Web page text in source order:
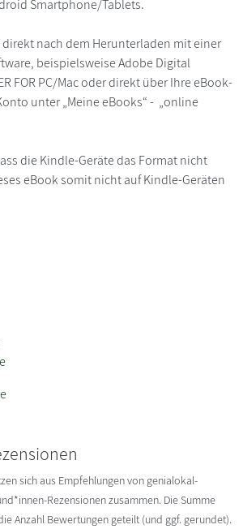
Smartphone/Tablets.
direkt nach dem Herunterladen mit einer
beispielsweise Adobe Digital
FOR PC/Mac oder direkt über Ihre eBook-
unter „Meine eBooks“ - „online
die Kindle-Geräte das Format nicht
eBook somit nicht auf Kindle-Geräten
sich aus Empfehlungen von genialokal-
Rezensionen zusammen. Die Summe
Anzahl Bewertungen geteilt (und ggf. gerundet).